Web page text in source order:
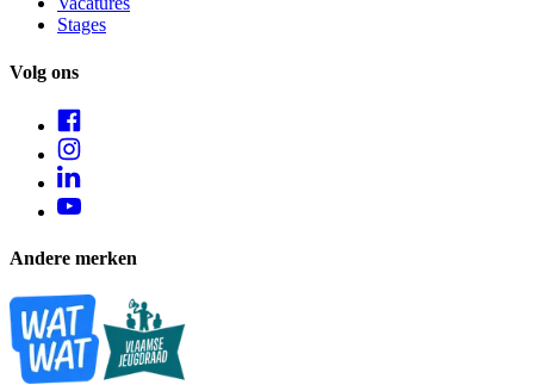
Stages
Volg ons
Andere merken